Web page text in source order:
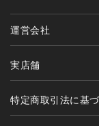
運営会社
実店舗
特定商取引法に基